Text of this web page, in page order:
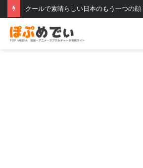
クールで素晴らしい日本のもう一つの顔